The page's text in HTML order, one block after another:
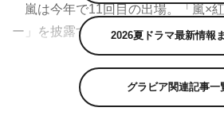
嵐は今年で11回目の出場。「嵐×
ー」を披露する。
大野智は「いやぁもう不思議な感
会やらせてもらった時から、なんで
うっていうのがいまだにずっと続い
2026夏ドラマ最新情報
グラビア関連記事一